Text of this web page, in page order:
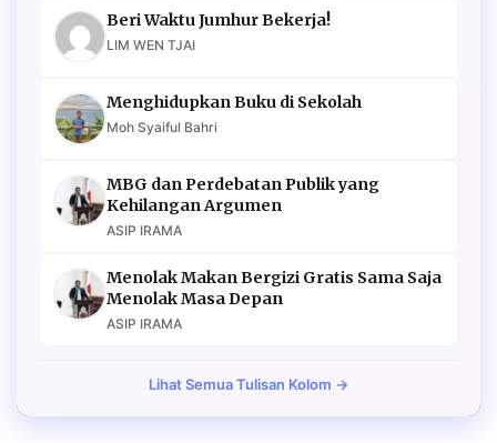
Beri Waktu Jumhur Bekerja!
LIM WEN TJAI
Menghidupkan Buku di Sekolah
Moh Syaiful Bahri
MBG dan Perdebatan Publik yang
Kehilangan Argumen
ASIP IRAMA
Menolak Makan Bergizi Gratis Sama Saja
Menolak Masa Depan
ASIP IRAMA
Lihat Semua Tulisan Kolom →